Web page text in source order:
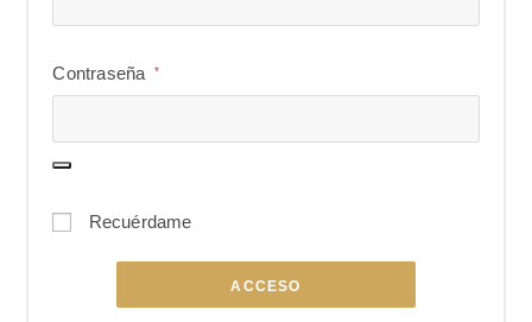
Contraseña *
Recuérdame
ACCESO